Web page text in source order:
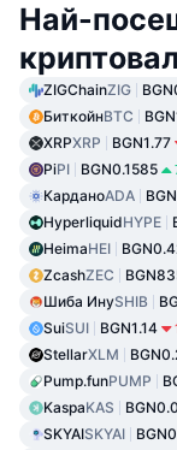
Най-
ZIGChainZIG
БиткойнBTC
XRPXRP BGN1.77
PiPI BGN0.1585
КарданоADA
HyperliquidHYPE
HeimaHEI
ZcashZEC
Шиба ИнуSHIB
SuiSUI BGN1.14
StellarXLM
Pump.funPUMP
KaspaKAS
SKYAISKYAI